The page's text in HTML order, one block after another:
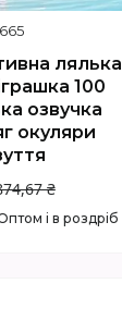
лялька
100
озвучка
окуляри
₴
і в роздріб